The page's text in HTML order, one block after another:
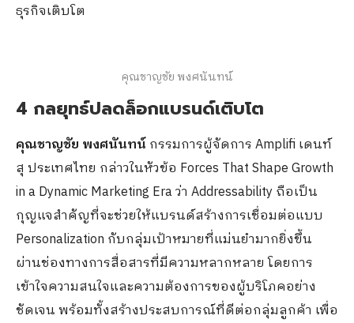
ธุรกิจเติบโต
คุณชาญชัย พงศนันทน์
4 กลยุทธ์ปลดล็อกแบรนด์เติบโต
คุณชาญชัย พงศนันทน์กรรมการผู้จัดการ Amplifi เดนท์
สุ ประเทศไทย กล่าวในหัวข้อ Forces That Shape Growth
in a Dynamic Marketing Era ว่า Addressability ถือเป็น
กุญแจสำคัญที่จะช่วยให้แบรนด์สร้างการเชื่อมต่อแบบ
Personalization กับกลุ่มเป้าหมายที่แม่นยำมากยิ่งขึ้น
ผ่านช่องทางการสื่อสารที่มีความหลากหลาย โดยการ
เข้าใจความสนใจและความต้องการของผู้บริโภคอย่าง
ชัดเจน พร้อมทั้งสร้างประสบการณ์ที่ดีต่อกลุ่มลูกค้า เพื่อ